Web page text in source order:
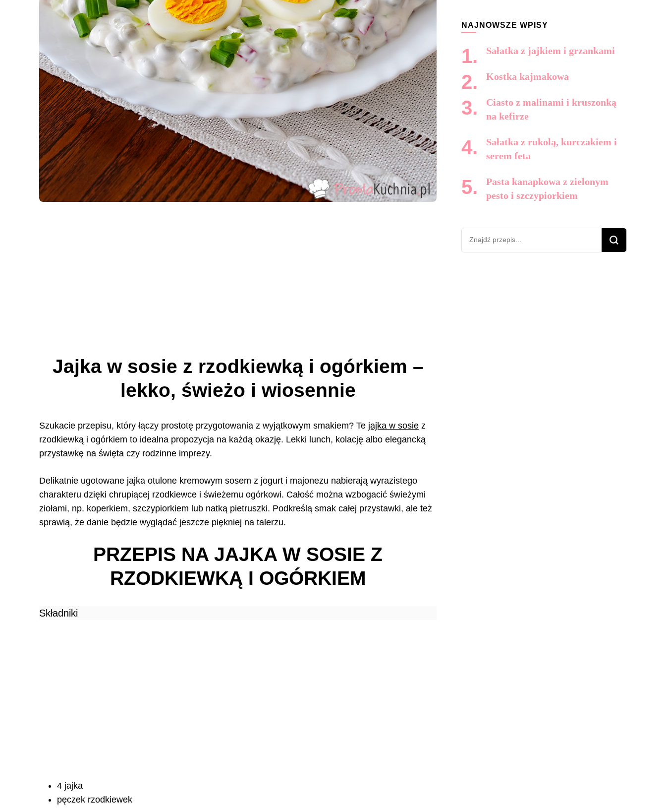
Jajka w sosie z rzodkiewką i ogórkiem –
lekko, świeżo i wiosennie
Szukacie przepisu, który łączy prostotę przygotowania z wyjątkowym smakiem? Te jajka w sosie z
rzodkiewką i ogórkiem to idealna propozycja na każdą okazję. Lekki lunch, kolację albo elegancką
przystawkę na święta czy rodzinne imprezy.
Delikatnie ugotowane jajka otulone kremowym sosem z jogurt i majonezu nabierają wyrazistego
charakteru dzięki chrupiącej rzodkiewce i świeżemu ogórkowi. Całość można wzbogacić świeżymi
ziołami, np. koperkiem, szczypiorkiem lub natką pietruszki. Podkreślą smak całej przystawki, ale też
sprawią, że danie będzie wyglądać jeszcze piękniej na talerzu.
PRZEPIS NA JAJKA W SOSIE Z
RZODKIEWKĄ I OGÓRKIEM
Składniki
4 jajka
pęczek rzodkiewek
NAJNOWSZE WPISY
Sałatka z jajkiem i grzankami
Kostka kajmakowa
Ciasto z malinami i kruszonką
na kefirze
Sałatka z rukolą, kurczakiem i
serem feta
Pasta kanapkowa z zielonym
pesto i szczypiorkiem
Szukasz
czegoś?